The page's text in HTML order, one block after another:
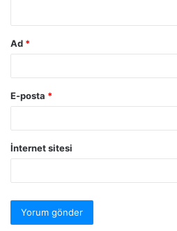
Ad *
E-posta *
İnternet sitesi